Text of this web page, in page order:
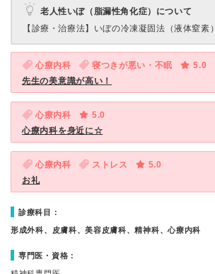
老人性いぼ（脂漏性角化症）について
【診療・治療法】 いぼの冷凍凝固法（液体窒素）
心療内科 寝つきが悪い・不眠
5.0
先生の美意識が高い！
心療内科
5.0
心療内科を身近に☆
心療内科 ストレス
5.0
お礼
診療科目：
形成外科、皮膚科、美容皮膚科、精神科、心療内科
専門医・資格：